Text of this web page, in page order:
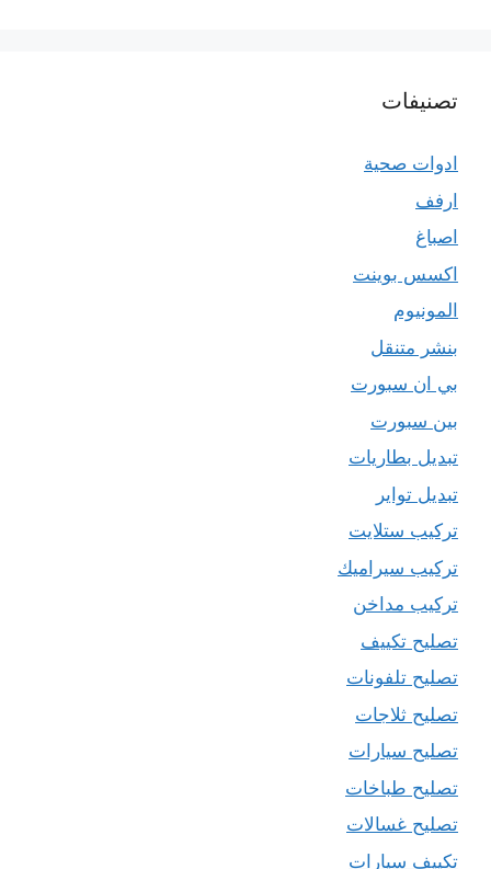
تصنيفات
ادوات صحية
ارفف
اصباغ
اكسس بوينت
المونيوم
بنشر متنقل
بي ان سبورت
بين سبورت
تبديل بطاريات
تبديل تواير
تركيب ستلايت
تركيب سيراميك
تركيب مداخن
تصليح تكييف
تصليح تلفونات
تصليح ثلاجات
تصليح سيارات
تصليح طباخات
تصليح غسالات
تكييف سيارات